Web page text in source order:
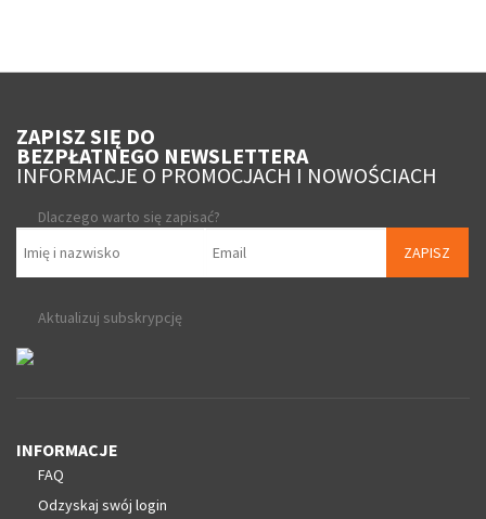
ZAPISZ SIĘ DO
BEZPŁATNEGO NEWSLETTERA
INFORMACJE O PROMOCJACH I NOWOŚCIACH
Dlaczego warto się zapisać?
ZAPISZ
Aktualizuj subskrypcję
INFORMACJE
FAQ
Odzyskaj swój login